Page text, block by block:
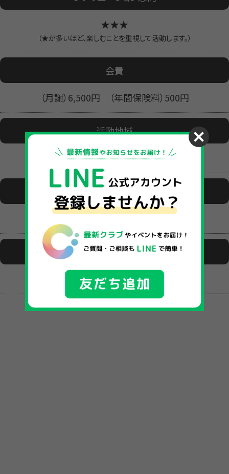
★★★
（★が多いほど、楽しむことを重視して活動します。）
会費
（月謝）6,500円 （年間保険料）500円
活動地域
松江市
活動場所
さんさんビル
活動日時
お問い合わせください。